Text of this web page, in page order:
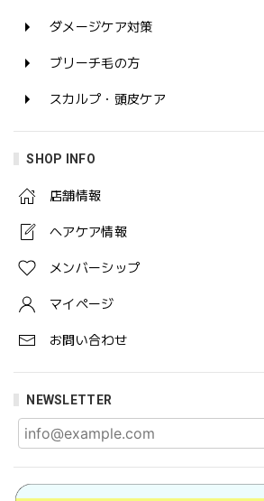
ダメージケア対策
ブリーチ毛の方
スカルプ・頭皮ケア
SHOP INFO
店舗情報
ヘアケア情報
メンバーシップ
マイページ
お問い合わせ
NEWSLETTER